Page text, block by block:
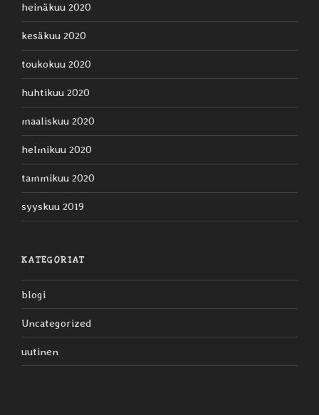
heinäkuu 2020
kesäkuu 2020
toukokuu 2020
huhtikuu 2020
maaliskuu 2020
helmikuu 2020
tammikuu 2020
syyskuu 2019
KATEGORIAT
blogi
Uncategorized
uutinen